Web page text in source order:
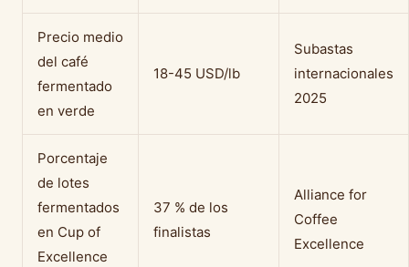
Precio medio
del café
fermentado
en verde
18-45 USD/lb
Subastas
internacionales
2025
Porcentaje
de lotes
fermentados
en Cup of
Excellence
37 % de los
finalistas
Alliance for
Coffee
Excellence